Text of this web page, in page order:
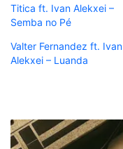
Titica ft. Ivan Alekxei –
Semba no Pé
Valter Fernandez ft. Ivan
Alekxei – Luanda
Hélio
Baiano